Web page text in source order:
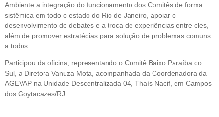
Ambiente a integração do funcionamento dos Comitês de forma
sistêmica em todo o estado do Rio de Janeiro, apoiar o
desenvolvimento de debates e a troca de experiências entre eles,
além de promover estratégias para solução de problemas comuns
a todos.
Participou da oficina, representando o Comitê Baixo Paraíba do
Sul, a Diretora Vanuza Mota, acompanhada da Coordenadora da
AGEVAP na Unidade Descentralizada 04, Thaís Nacif, em Campos
dos Goytacazes/RJ.